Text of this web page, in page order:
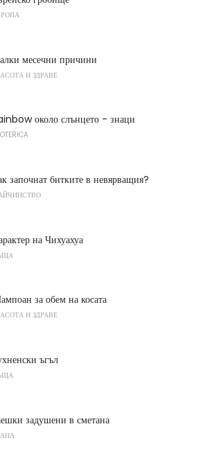
месечни причини
И ЗДРАВЕ
около слънцето - знаци
започнат битките в невярващия?
на Чихуахуа
за обем на косата
И ЗДРАВЕ
ъгъл
задушени в сметана